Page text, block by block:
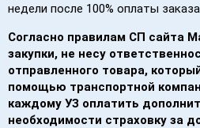
недели после 100% оплаты
Согласно правилам СП сайта
закупки, не несу
отправленного товара,
помощью транспортной
каждому УЗ оплатить
необходимости страховку за